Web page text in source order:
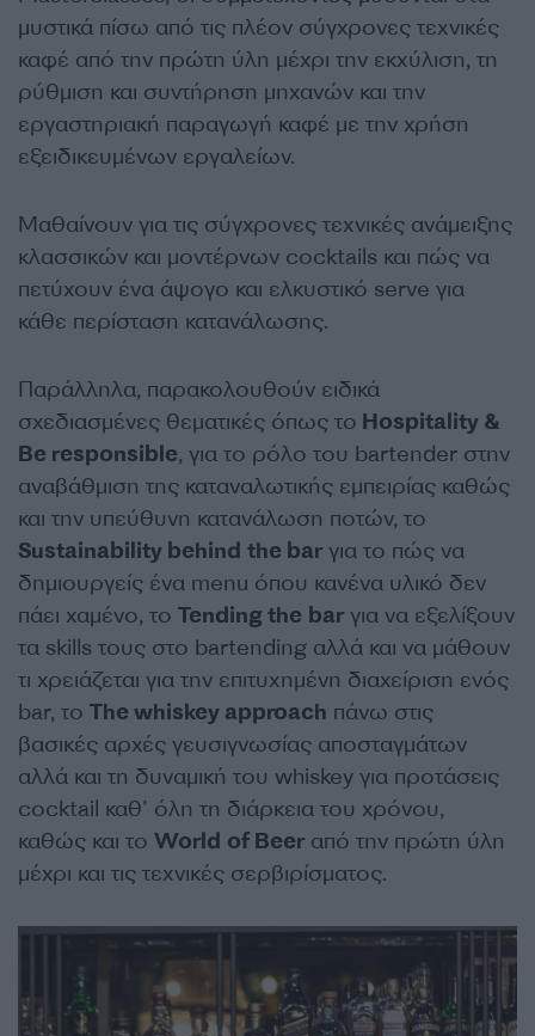
μυστικά πίσω από τις πλέον σύγχρονες τεχνικές
καφέ από την πρώτη ύλη μέχρι την εκχύλιση, τη
ρύθμιση και συντήρηση μηχανών και την
εργαστηριακή παραγωγή καφέ με την χρήση
εξειδικευμένων εργαλείων.
Μαθαίνουν για τις σύγχρονες τεχνικές ανάμειξης
κλασσικών και μοντέρνων cocktails και πώς να
πετύχουν ένα άψογο και ελκυστικό serve για
κάθε περίσταση κατανάλωσης.
Παράλληλα, παρακολουθούν ειδικά
σχεδιασμένες θεματικές όπως το Hospitality &
Be responsible, για το ρόλο του bartender στην
αναβάθμιση της καταναλωτικής εμπειρίας καθώς
και την υπεύθυνη κατανάλωση ποτών, το
Sustainability behind the bar για το πώς να
δημιουργείς ένα menu όπου κανένα υλικό δεν
πάει χαμένο, το Tending the bar για να εξελίξουν
τα skills τους στο bartending αλλά και να μάθουν
τι χρειάζεται για την επιτυχημένη διαχείριση ενός
bar, το The whiskey approach πάνω στις
βασικές αρχές γευσιγνωσίας αποσταγμάτων
αλλά και τη δυναμική του whiskey για προτάσεις
cocktail καθ’ όλη τη διάρκεια του χρόνου,
καθώς και το World of Beer από την πρώτη ύλη
μέχρι και τις τεχνικές σερβιρίσματος.